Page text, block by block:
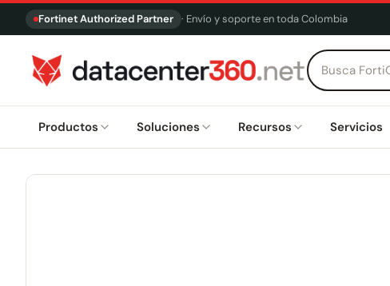
Fortinet Authorized Partner · Envío y soporte en toda Colombia
Productos Soluciones Recursos Servicios